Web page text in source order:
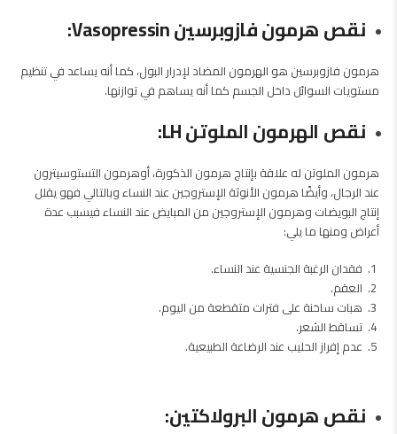
نقص هرمون فازوبرسين Vasopressin:
هرمون فازوبرسين هو الهرمون المضاد لإدرار البول، كما أنه يساعد في تنظيم
مستويات السوائل داخل الجسم كما أنه يساهم في توازنها.
نقص الهرمون الملوتن LH:
هرمون الملوتن له علاقة بإنتاج هرمون الذكورة، أوهرمون التستوسيترون
عند الرجال، وأيضًا هرمون الأنوثة الإستروجين عند النساء وبالتالي فهو يقلل
إنتاج البويضات وهرمون الإستروجين من المبايض عند النساء فيسبب عدة
أعراض ومنها ما يلي:
فقدان الرغبة الجنسية عند النساء.
العقم.
هبات ساخنة على فترات متقطعة من اليوم.
تساقط الشعر.
عدم إفراز الحليب عند الرضاعة الطبيعية.
نقص هرمون البرولاكتين: